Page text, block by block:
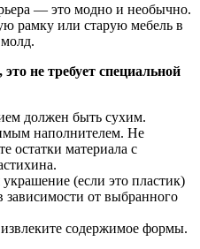
— это модно и необычно.
рамку или старую мебель в
не требует специальной
должен быть сухим.
наполнителем. Не
остатки материала с
(если это пластик)
от выбранного
содержимое формы.